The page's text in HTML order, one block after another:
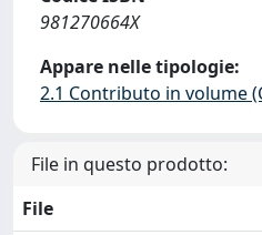
981270664X
Appare nelle tipologie:
2.1 Contributo in volume
File in questo prodotto:
File